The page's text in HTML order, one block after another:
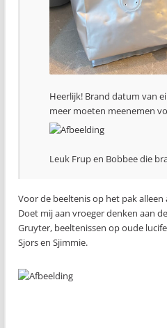
Heerlijk! Brand datum van
meer moeten meenemen
Leuk Frup en Bobbee die
Voor de beeltenis op het pak
Doet mij aan vroeger denken aan
Gruyter, beeltenissen op oude
Sjors en Sjimmie.